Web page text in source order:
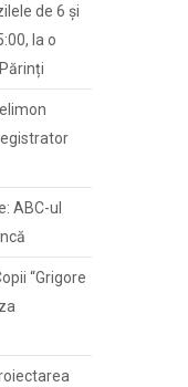
de 6 și
la o
ABC-ul
“Grigore